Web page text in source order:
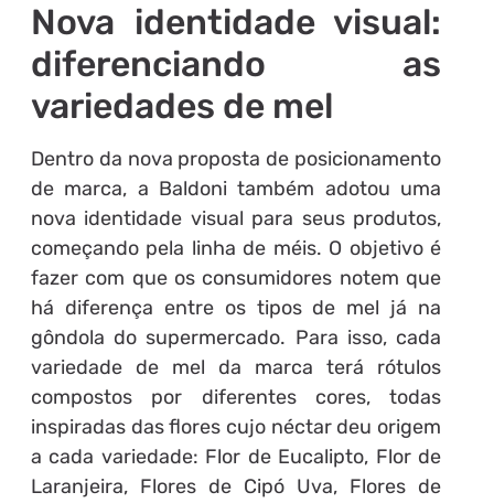
Nova identidade visual:
diferenciando as
variedades de mel
Dentro da nova proposta de posicionamento
de marca, a Baldoni também adotou uma
nova identidade visual para seus produtos,
começando pela linha de méis. O objetivo é
fazer com que os consumidores notem que
há diferença entre os tipos de mel já na
gôndola do supermercado. Para isso, cada
variedade de mel da marca terá rótulos
compostos por diferentes cores, todas
inspiradas das flores cujo néctar deu origem
a cada variedade: Flor de Eucalipto, Flor de
Laranjeira, Flores de Cipó Uva, Flores de